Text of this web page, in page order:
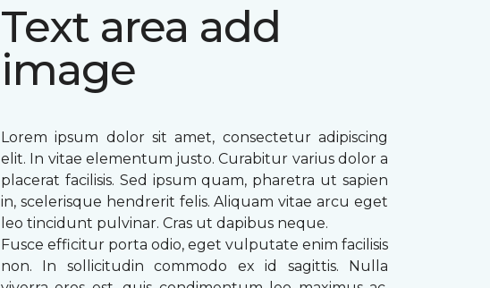
Text area add
image
Lorem ipsum dolor sit amet, consectetur adipiscing
elit. In vitae elementum justo. Curabitur varius dolor a
placerat facilisis. Sed ipsum quam, pharetra ut sapien
in, scelerisque hendrerit felis. Aliquam vitae arcu eget
leo tincidunt pulvinar. Cras ut dapibus neque.
Fusce efficitur porta odio, eget vulputate enim facilisis
non. In sollicitudin commodo ex id sagittis. Nulla